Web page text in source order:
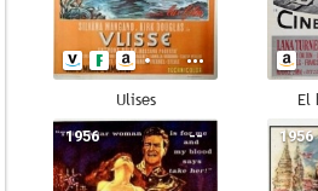
Ulises El
--
1956 1956